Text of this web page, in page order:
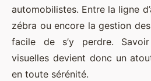
automobilistes. Entre la ligne
zébra ou encore la gestion
facile de s’y perdre.
visuelles devient donc un
en toute sérénité.